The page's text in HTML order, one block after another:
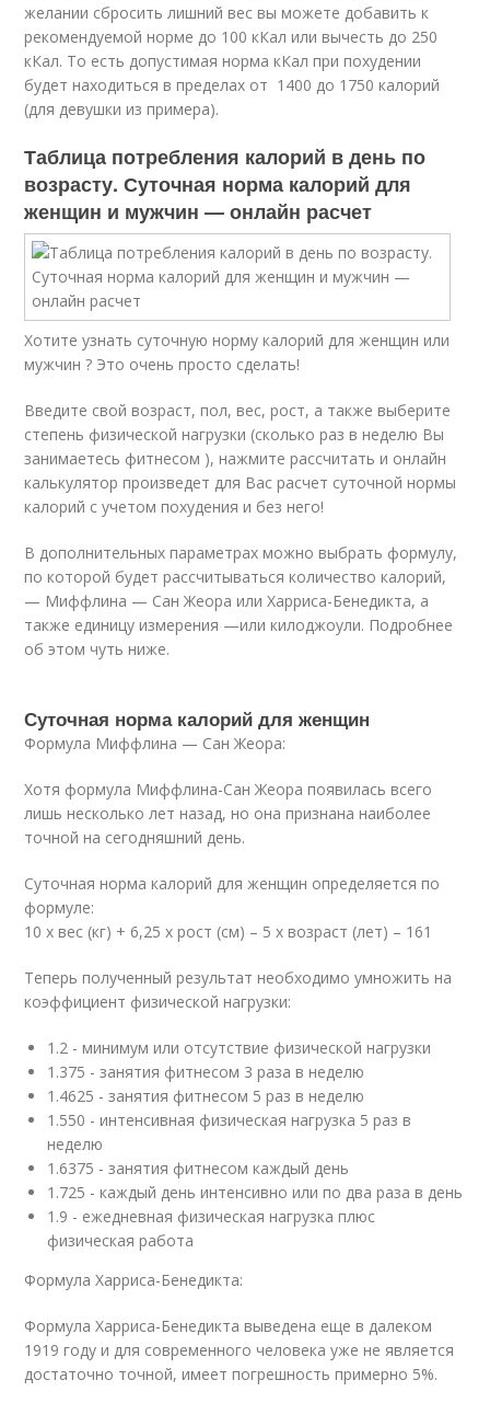
желании сбросить лишний вес вы можете добавить к
рекомендуемой норме до 100 кКал или вычесть до 250
кКал. То есть допустимая норма кКал при похудении
будет находиться в пределах от 1400 до 1750 калорий
(для девушки из примера).
Таблица потребления калорий в день по
возрасту. Суточная норма калорий для
женщин и мужчин — онлайн расчет
Хотите узнать суточную норму калорий для женщин или
мужчин ? Это очень просто сделать!
Введите свой возраст, пол, вес, рост, а также выберите
степень физической нагрузки (сколько раз в неделю Вы
занимаетесь фитнесом ), нажмите рассчитать и онлайн
калькулятор произведет для Вас расчет суточной нормы
калорий с учетом похудения и без него!
В дополнительных параметрах можно выбрать формулу,
по которой будет рассчитываться количество калорий,
— Миффлина — Сан Жеора или Харриса-Бенедикта, а
также единицу измерения —или килоджоули. Подробнее
об этом чуть ниже.
Суточная норма калорий для женщин
Формула Миффлина — Сан Жеора:
Хотя формула Миффлина-Сан Жеора появилась всего
лишь несколько лет назад, но она признана наиболее
точной на сегодняшний день.
Суточная норма калорий для женщин определяется по
формуле:
10 х вес (кг) + 6,25 х рост (см) – 5 х возраст (лет) – 161
Теперь полученный результат необходимо умножить на
коэффициент физической нагрузки:
1.2 - минимум или отсутствие физической нагрузки
1.375 - занятия фитнесом 3 раза в неделю
1.4625 - занятия фитнесом 5 раз в неделю
1.550 - интенсивная физическая нагрузка 5 раз в
неделю
1.6375 - занятия фитнесом каждый день
1.725 - каждый день интенсивно или по два раза в день
1.9 - ежедневная физическая нагрузка плюс
физическая работа
Формула Харриса-Бенедикта:
Формула Харриса-Бенедикта выведена еще в далеком
1919 году и для современного человека уже не является
достаточно точной, имеет погрешность примерно 5%.